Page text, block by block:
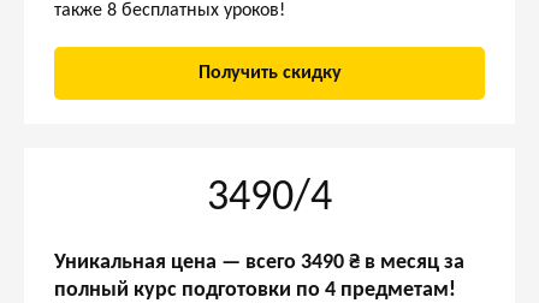
также 8 бесплатных уроков!
Получить скидку
3490/4
Уникальная цена — всего 3490 ₴ в месяц за
полный курс подготовки по 4 предметам!